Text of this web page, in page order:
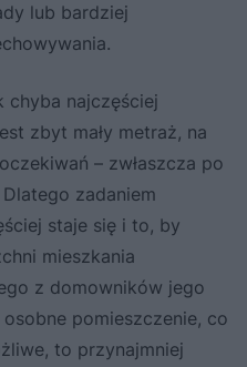
lub bardziej
chyba najczęściej
zbyt mały metraż, na
– zwłaszcza po
zadaniem
staje się i to, by
mieszkania
z domowników jego
pomieszczenie, co
to przynajmniej